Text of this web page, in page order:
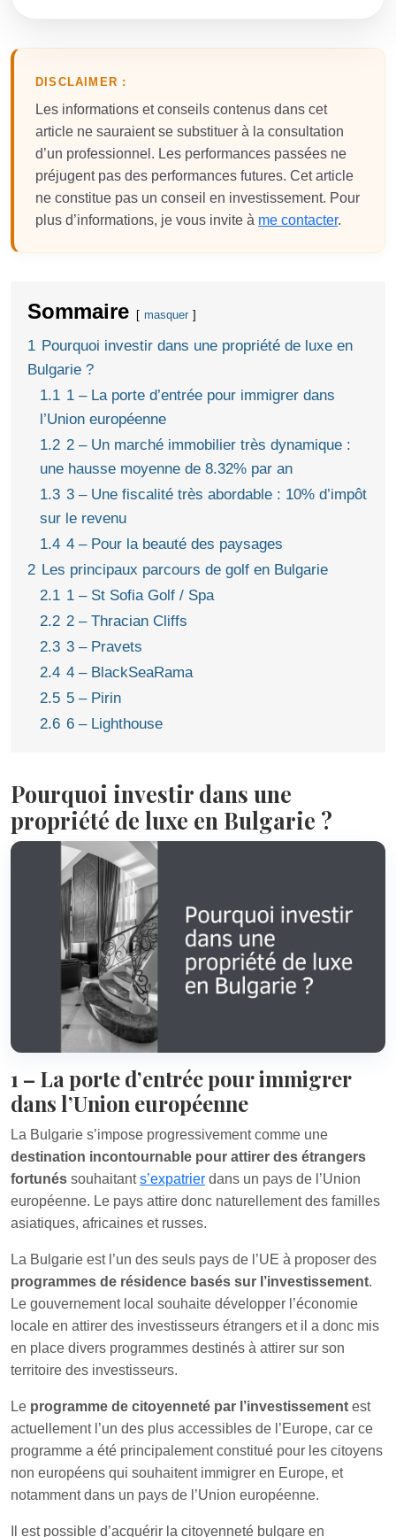
DISCLAIMER :
Les informations et conseils contenus dans cet
article ne sauraient se substituer à la consultation
d’un professionnel. Les performances passées ne
préjugent pas des performances futures. Cet article
ne constitue pas un conseil en investissement. Pour
plus d’informations, je vous invite à me contacter.
Sommaire masquer
1 Pourquoi investir dans une propriété de luxe en
Bulgarie ?
1.1 1 – La porte d’entrée pour immigrer dans
l’Union européenne
1.2 2 – Un marché immobilier très dynamique :
une hausse moyenne de 8.32% par an
1.3 3 – Une fiscalité très abordable : 10% d’impôt
sur le revenu
1.4 4 – Pour la beauté des paysages
2 Les principaux parcours de golf en Bulgarie
2.1 1 – St Sofia Golf / Spa
2.2 2 – Thracian Cliffs
2.3 3 – Pravets
2.4 4 – BlackSeaRama
2.5 5 – Pirin
2.6 6 – Lighthouse
Pourquoi investir dans une
propriété de luxe en Bulgarie ?
1 – La porte d’entrée pour immigrer
dans l’Union européenne
La Bulgarie s’impose progressivement comme une
destination incontournable pour attirer des étrangers
fortunés souhaitants’expatrier dans un pays de l’Union
européenne. Le pays attire donc naturellement des familles
asiatiques, africaines et russes.
La Bulgarie est l’un des seuls pays de l’UE à proposer des
programmes de résidence basés sur l’investissement.
Le gouvernement local souhaite développer l’économie
locale en attirer des investisseurs étrangers et il a donc mis
en place divers programmes destinés à attirer sur son
territoire des investisseurs.
Le programme de citoyenneté par l’investissement est
actuellement l’un des plus accessibles de l’Europe, car ce
programme a été principalement constitué pour les citoyens
non européens qui souhaitent immigrer en Europe, et
notamment dans un pays de l’Union européenne.
Il est possible d’acquérir la citoyenneté bulgare en